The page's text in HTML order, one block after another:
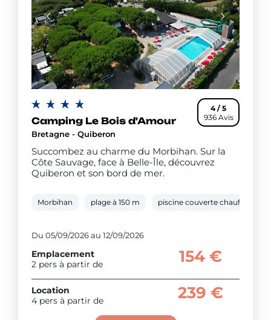
4 / 5
936 Avis
Camping Le Bois d'Amour
Bretagne - Quiberon
Succombez au charme du Morbihan. Sur la
Côte Sauvage, face à Belle-Île, découvrez
Quiberon et son bord de mer.
Morbihan plage à 150 m piscine couverte chauffée
Du 05/09/2026 au 12/09/2026
Emplacement
2 pers à partir de
154 €
Location
4 pers à partir de
239 €